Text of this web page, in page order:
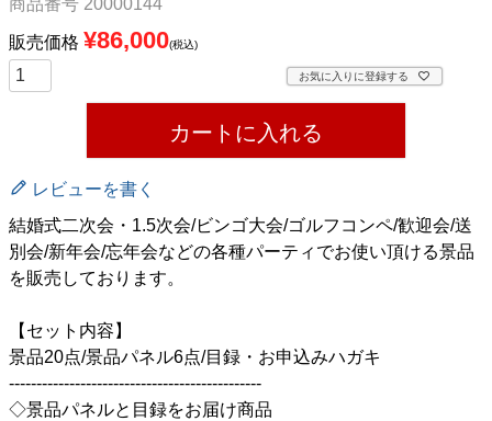
商品番号 20000144
販売価格 ¥86,000 税込
お気に入りに登録する
カートに入れる
レビューを書く
結婚式二次会・1.5次会/ビンゴ大会/ゴルフコンペ/歓迎会/送
別会/新年会/忘年会などの各種パーティでお使い頂ける景品
を販売しております。
【セット内容】
景品20点/景品パネル6点/目録・お申込みハガキ
----------------------------------------------
◇景品パネルと目録をお届け商品